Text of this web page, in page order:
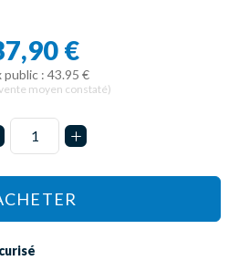
€
public : 43.95 €
moyen constaté)